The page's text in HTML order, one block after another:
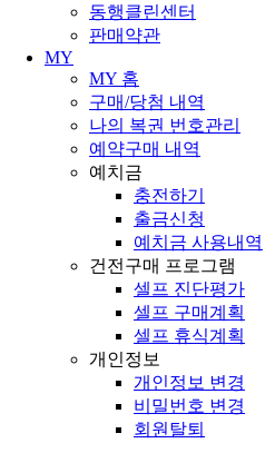
동행클린센터
판매약관
MY
MY 홈
구매/당첨 내역
나의 복권 번호관리
예약구매 내역
예치금
충전하기
출금신청
예치금 사용내역
건전구매 프로그램
셀프 진단평가
셀프 구매계획
셀프 휴식계획
개인정보
개인정보 변경
비밀번호 변경
회원탈퇴